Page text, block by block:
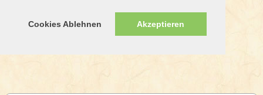
Cookies Ablehnen Akzeptieren